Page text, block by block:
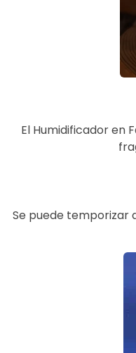
El Humidificador en
Se puede temporizar